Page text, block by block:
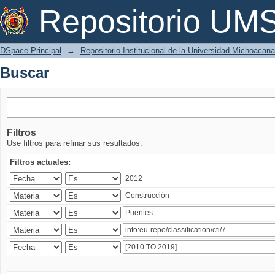
Repositorio
Buscar
DSpace Principal → Repositorio Institucional de la Universidad
Buscar
Filtros
Use filtros para refinar sus resultados.
Filtros actuales: